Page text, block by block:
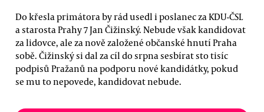
Do křesla primátora by rád usedl i poslanec za KDU-ČSL
a starosta Prahy 7 Jan Čižinský. Nebude však kandidovat
za lidovce, ale za nově založené občanské hnutí Praha
sobě. Čižinský si dal za cíl do srpna sesbírat sto tisíc
podpisů Pražanů na podporu nové kandidátky, pokud
se mu to nepovede, kandidovat nebude.